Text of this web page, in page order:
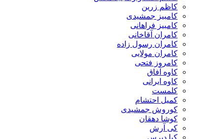
کاظم زرین
کامبیز جمشیدی
کامبیز فراهانی
کامران آقاخانی
کامران رسول زاده
کامران مولایی
کامروز فتحی
کاوه آفاق
کاوه ایرانی
کلمست
کمیل احتشام
کوروش جمشیدی
کوشا دهقان
کی آرش